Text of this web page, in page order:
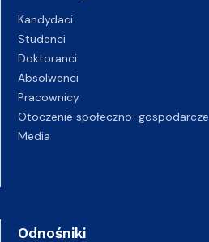
Kandydaci
Studenci
Doktoranci
Absolwenci
Pracownicy
Otoczenie społeczno-gospodarcze
Media
Odnośniki